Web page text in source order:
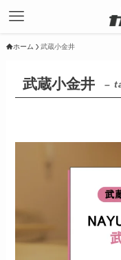
ホーム 武蔵小金井
武蔵小金井 –